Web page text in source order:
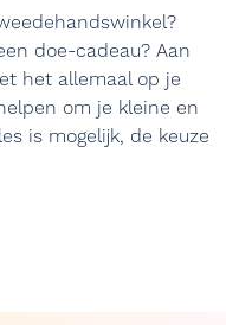
doe-cadeau? Aan
het allemaal op je
om je kleine en
is mogelijk, de keuze